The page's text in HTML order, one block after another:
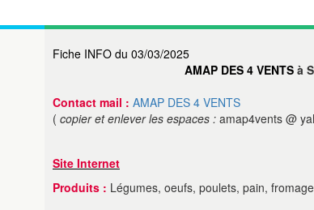
Fiche INFO du 03/03/2025
AMAP DES 4 VENTS à
Contact mail : AMAP DES 4 VENTS
( copier et enlever les espaces : amap4vents @
Site Internet
Produits : Légumes, oeufs, poulets, pain,